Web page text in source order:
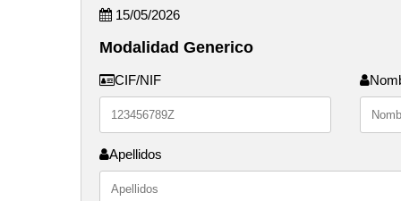
15/05/2026
Modalidad Generico
CIF/NIF
Apellidos